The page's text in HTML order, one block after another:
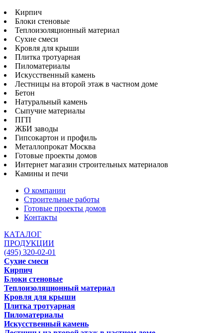
Кирпич
Блоки стеновые
Теплоизоляционный материал
Сухие смеси
Кровля для крыши
Плитка тротуарная
Пиломатериалы
Искусственный камень
Лестницы на второй этаж в частном доме
Бетон
Натуральный камень
Сыпучие материалы
ПГП
ЖБИ заводы
Гипсокартон и профиль
Металлопрокат Москва
Готовые проекты домов
Интернет магазин строительных материалов
Камины и печи
О компании
Строительные работы
Готовые проекты домов
Контакты
КАТАЛОГ
ПРОДУКЦИИ
(495) 320-02-01
Сухие смеси
Кирпич
Блоки стеновые
Теплоизоляционный материал
Кровля для крыши
Плитка тротуарная
Пиломатериалы
Искусственный камень